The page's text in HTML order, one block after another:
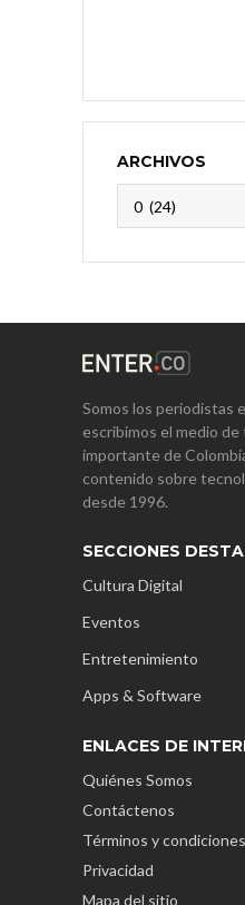
ARCHIVOS
Somos los periodistas
escribimos el medio de
importante de
contenido sobre
desde 1996.
SECCIONES
Cultura Digital
Eventos
Entretenimiento
Apps & Software
ENLACES DE
Quiénes Somos
Contáctenos
Términos y condiciones
Privacidad
Mapa del sitio